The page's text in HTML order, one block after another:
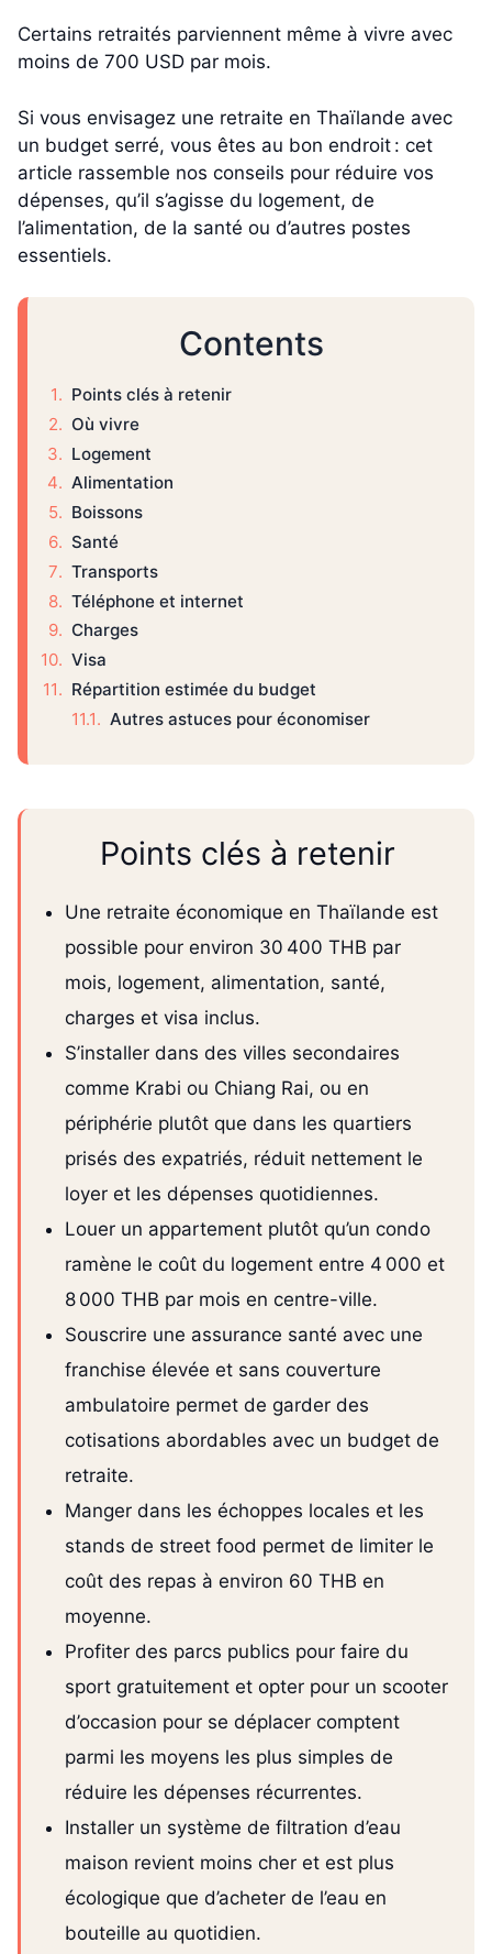
Certains retraités parviennent même à vivre avec
moins de 700 USD par mois.
Si vous envisagez une retraite en Thaïlande avec
un budget serré, vous êtes au bon endroit : cet
article rassemble nos conseils pour réduire vos
dépenses, qu’il s’agisse du logement, de
l’alimentation, de la santé ou d’autres postes
essentiels.
Contents
Points clés à retenir
Où vivre
Logement
Alimentation
Boissons
Santé
Transports
Téléphone et internet
Charges
Visa
Répartition estimée du budget
Autres astuces pour économiser
Points clés à retenir
Une retraite économique en Thaïlande est
possible pour environ 30 400 THB par
mois, logement, alimentation, santé,
charges et visa inclus.
S’installer dans des villes secondaires
comme Krabi ou Chiang Rai, ou en
périphérie plutôt que dans les quartiers
prisés des expatriés, réduit nettement le
loyer et les dépenses quotidiennes.
Louer un appartement plutôt qu’un condo
ramène le coût du logement entre 4 000 et
8 000 THB par mois en centre-ville.
Souscrire une assurance santé avec une
franchise élevée et sans couverture
ambulatoire permet de garder des
cotisations abordables avec un budget de
retraite.
Manger dans les échoppes locales et les
stands de street food permet de limiter le
coût des repas à environ 60 THB en
moyenne.
Profiter des parcs publics pour faire du
sport gratuitement et opter pour un scooter
d’occasion pour se déplacer comptent
parmi les moyens les plus simples de
réduire les dépenses récurrentes.
Installer un système de filtration d’eau
maison revient moins cher et est plus
écologique que d’acheter de l’eau en
bouteille au quotidien.